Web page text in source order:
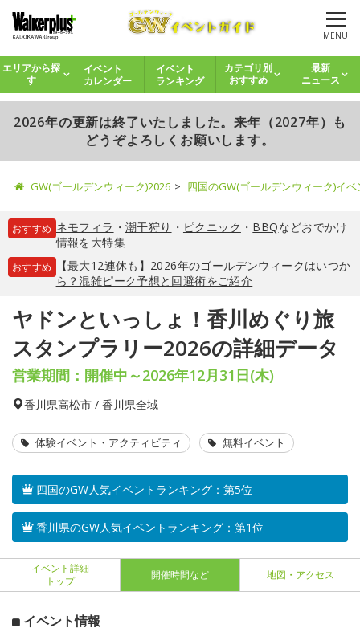
MENU
エリアから探
す
イベント
カレンダー
イベント
ランキング
カテゴリ別
おすすめ
最新
ニュース
2026年の更新は終了いたしました。来年（2027年）も
どうぞよろしくお願いします。
GW(ゴールデンウィーク)2026 四国のGW(ゴールデンウィーク)イ
おすすめ ネモフィラ ・ 潮干狩り ・ ピクニック ・ BBQなどおでかけ
情報を大特集
おすすめ
【最大12連休も】2026年のゴールデンウィークはいつか
ら？混雑ピーク予想と回避術をご紹介
ヤドンといっしょ！香川めぐり旅
スタンプラリー2026の詳細データ
営業期間：開催中～2026年12月31日(木)
香川県高松市 / 香川県全域
体験イベント・アクティビティ 無料イベント
四国のGW人気イベントランキング：第5位
香川県のGW人気イベントランキング：第1位
イベント詳細
トップ
開催時間など 地図・アクセス
イベント情報